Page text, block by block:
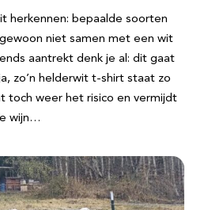
herkennen: bepaalde soorten
niet samen met een wit
aantrekt denk je al: dit gaat
zo’n helderwit t-shirt staat zo
toch weer het risico en vermijdt
wijn…